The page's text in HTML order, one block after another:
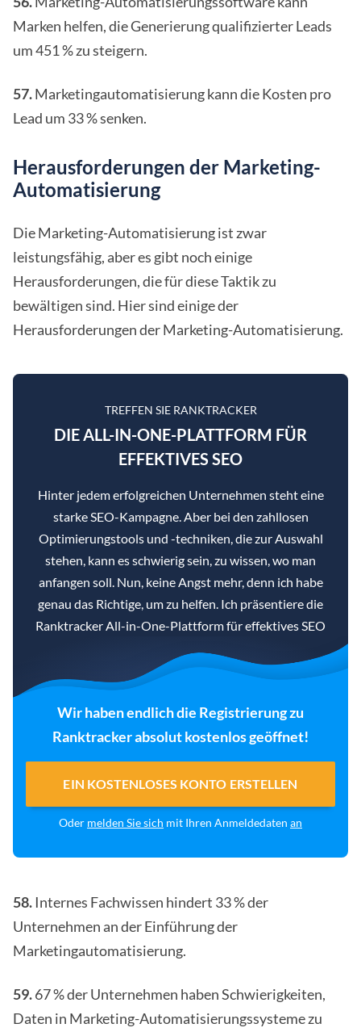
Marken helfen, die Generierung qualifizierter Leads
um 451 % zu steigern.
57.Marketingautomatisierung kann die Kosten pro
Lead um 33 % senken.
Herausforderungen der Marketing-
Automatisierung
Die Marketing-Automatisierung ist zwar
leistungsfähig, aber es gibt noch einige
Herausforderungen, die für diese Taktik zu
bewältigen sind. Hier sind einige der
Herausforderungen der Marketing-Automatisierung.
TREFFEN SIE RANKTRACKER
DIE ALL-IN-ONE-PLATTFORM FÜR
EFFEKTIVES SEO
Hinter jedem erfolgreichen Unternehmen steht eine
starke SEO-Kampagne. Aber bei den zahllosen
Optimierungstools und -techniken, die zur Auswahl
stehen, kann es schwierig sein, zu wissen, wo man
anfangen soll. Nun, keine Angst mehr, denn ich habe
genau das Richtige, um zu helfen. Ich präsentiere die
Ranktracker All-in-One-Plattform für effektives SEO
Wir haben endlich die Registrierung zu
Ranktracker absolut kostenlos geöffnet!
EIN KOSTENLOSES KONTO ERSTELLEN
Oder melden Sie sich mit Ihren Anmeldedaten an
58. Internes Fachwissen hindert 33 % der
Unternehmen an der Einführung der
Marketingautomatisierung.
59.67 % der Unternehmen haben Schwierigkeiten,
Daten in Marketing-Automatisierungssysteme zu